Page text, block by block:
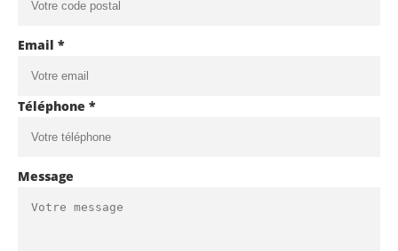
Email *
Téléphone *
Message